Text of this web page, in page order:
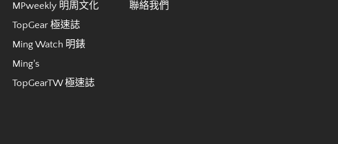
MPweekly 明周文化
TopGear 極速誌
Ming Watch 明錶
Ming's
TopGearTW 極速誌
聯絡我們